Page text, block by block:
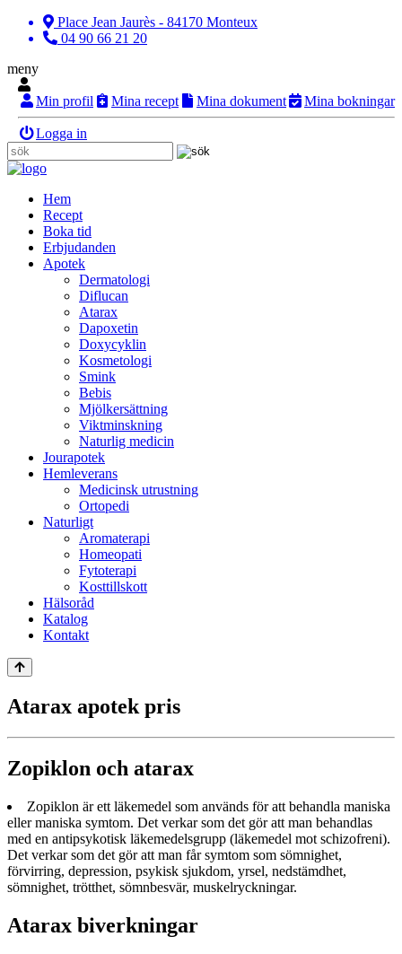
Place Jean Jaurès - 84170 Monteux
04 90 66 21 20
meny
Min profil Mina recept Mina dokument Mina bokningar
Logga in
Hem
Recept
Boka tid
Erbjudanden
Apotek
Dermatologi
Diflucan
Atarax
Dapoxetin
Doxycyklin
Kosmetologi
Smink
Bebis
Mjölkersättning
Viktminskning
Naturlig medicin
Jourapotek
Hemleverans
Medicinsk utrustning
Ortopedi
Naturligt
Aromaterapi
Homeopati
Fytoterapi
Kosttillskott
Hälsoråd
Katalog
Kontakt
Atarax apotek pris
Zopiklon och atarax
Zopiklon är ett läkemedel som används för att behandla maniska
eller maniska symtom. Det verkar som det gör att man behandlas
med en antipsykotisk läkemedelsgrupp (läkemedel mot schizofreni).
Det verkar som det gör att man får symtom som sömnighet,
förvirring, depression, psykisk sjukdom, yrsel, nedstämdhet,
sömnighet, trötthet, sömnbesvär, muskelryckningar.
Atarax biverkningar